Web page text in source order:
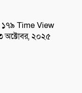
Time View
অক্টোবর, ২০২৫